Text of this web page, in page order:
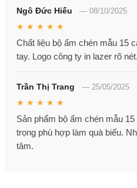
Ngô Đức Hiếu — 08/10/2025
★ ★ ★ ★ ★
Chất liệu bộ ấm chén mẫu 15
tay. Logo công ty in lazer rõ
Trần Thị Trang — 25/05/2025
★ ★ ★ ★ ★
Sản phẩm bộ ấm chén mẫu
trọng phù hợp làm quà biếu.
tâm.